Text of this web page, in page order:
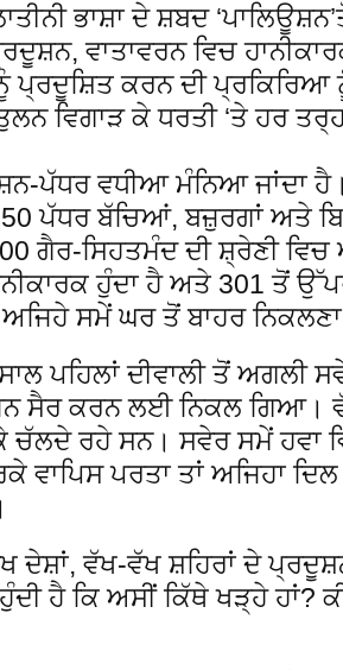
ਭਾਸ਼ਾ ਦੇ ਸ਼ਬਦ
ਵਾਤਾਵਰਨ ਵਿਚ
ਪ੍ਰਦੂਸ਼ਿਤ ਕਰਨ ਦੀ ਪ੍ਰਕਿਰਿਆ
ਵਿਗਾੜ ਕੇ ਧਰਤੀ ‘ਤੇ ਹਰ
ਪੱਧਰ ਵਧੀਆ ਮੰਨਿਆ ਜਾਂਦਾ
ਪੱਧਰ ਬੱਚਿਆਂ, ਬਜ਼ੁਰਗਾਂ ਅਤੇ
ਗੈਰ-ਸਿਹਤਮੰਦ ਦੀ ਸ਼੍ਰੇਣੀ
ਹੁੰਦਾ ਹੈ ਅਤੇ 301 ਤੋਂ
ਸਮੇਂ ਘਰ ਤੋਂ ਬਾਹਰ
ਪਹਿਲਾਂ ਦੀਵਾਲੀ ਤੋਂ ਅਗਲੀ
ਸੈਰ ਕਰਨ ਲਈ ਨਿਕਲ ਗਿਆ।
ਚੱਲਦੇ ਰਹੇ ਸਨ। ਸਵੇਰ ਸਮੇਂ ਹਵਾ
ਵਾਪਿਸ ਪਰਤਾ ਤਾਂ ਅਜਿਹਾ
ਵੱਖ-ਵੱਖ ਸ਼ਹਿਰਾਂ ਦੇ
ਹੈ ਕਿ ਅਸੀਂ ਕਿੱਥੇ ਖੜ੍ਹੇ ਹਾਂ?